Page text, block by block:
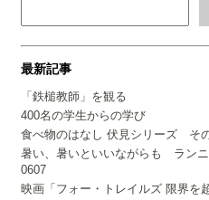
最新記事
「鉄槌教師」を観る
400名の学生からの学び
食べ物のはなし 伏見シリーズ そ
暑い、暑いといいながらも ラン
0607
映画「フォー・トレイルズ 限界を